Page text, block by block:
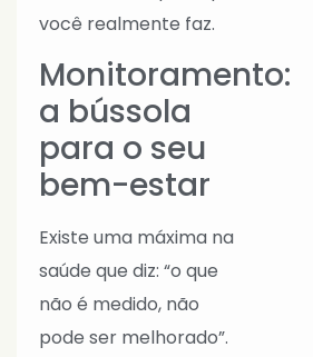
você realmente faz.
Monitoramento:
a bússola
para o seu
bem-estar
Existe uma máxima na
saúde que diz: “o que
não é medido, não
pode ser melhorado”.